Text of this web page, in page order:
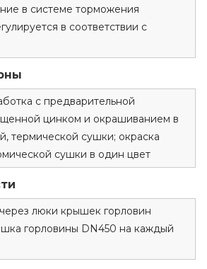
в системе торможения
в соответствии с
с предварительной
цинком и окрашиванием в
термической сушки; окраска
сушки в один цвет
через люки крышек горловин
горловины DN450 на каждый